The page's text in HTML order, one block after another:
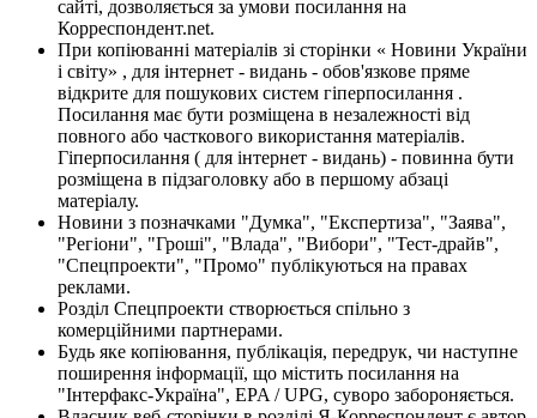
сайті, дозволяється за умови посилання на
Корреспондент.net.
При копіюванні матеріалів зі сторінки « Новини України
і світу» , для інтернет - видань - обов'язкове пряме
відкрите для пошукових систем гіперпосилання .
Посилання має бути розміщена в незалежності від
повного або часткового використання матеріалів.
Гіперпосилання ( для інтернет - видань) - повинна бути
розміщена в підзаголовку або в першому абзаці
матеріалу.
Новини з позначками "Думка", "Експертиза", "Заява",
"Регіони", "Гроші", "Влада", "Вибори", "Тест-драйв",
"Спецпроекти", "Промо" публікуються на правах
реклами.
Розділ Спецпроекти створюється спільно з
комерційними партнерами.
Будь яке копіювання, публікація, передрук, чи наступне
поширення інформації, що містить посилання на
"Інтерфакс-Україна", EPA / UPG, суворо забороняється.